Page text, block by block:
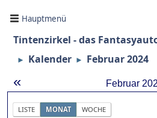
Hauptmenü
Tintenzirkel - das
► Kalender ► Februar 2024
« Februar
LISTE MONAT WOCHE